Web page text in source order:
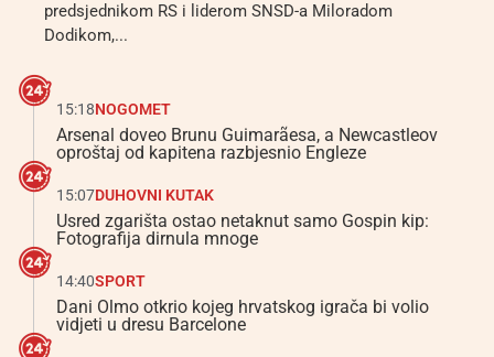
predsjednikom RS i liderom SNSD-a Miloradom
Dodikom,...
15:18NOGOMET
Arsenal doveo Brunu Guimarãesa, a Newcastleov
oproštaj od kapitena razbjesnio Engleze
15:07DUHOVNI KUTAK
Usred zgarišta ostao netaknut samo Gospin kip:
Fotografija dirnula mnoge
14:40SPORT
Dani Olmo otkrio kojeg hrvatskog igrača bi volio
vidjeti u dresu Barcelone